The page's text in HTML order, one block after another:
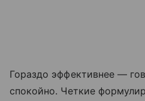
Гораздо эффективнее —
спокойно. Четкие